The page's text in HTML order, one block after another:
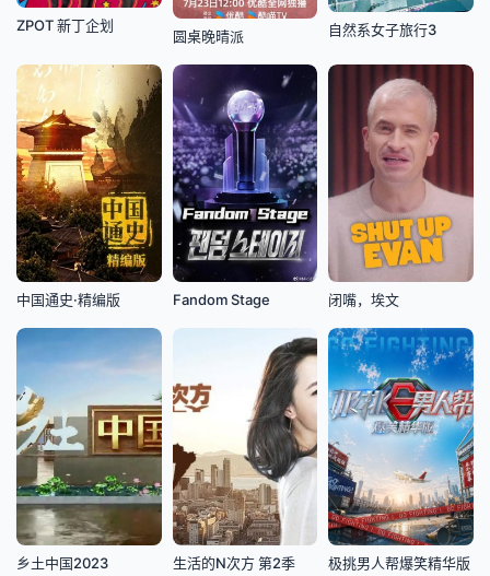
ZPOT 新丁企划
圆桌晚晴派 自然系女子旅行3
中国通史·精编版 Fandom Stage 闭嘴，埃文
乡土中国2023 生活的N次方 第2季 极挑男人帮爆笑精华版